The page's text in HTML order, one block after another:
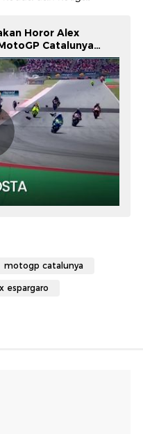
Horor Alex
Catalunya
motogp catalunya
espargaro